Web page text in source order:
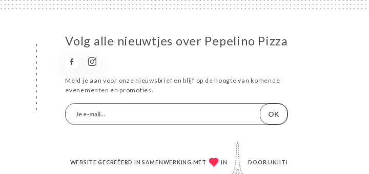
Volg alle nieuwtjes over Pepelino Pizza
Meld je aan voor onze nieuwsbrief en blijf op de hoogte van komende
evenementen en promoties.
OK
WEBSITE GECREËERD IN SAMENWERKING MET IN DOORUNIITI